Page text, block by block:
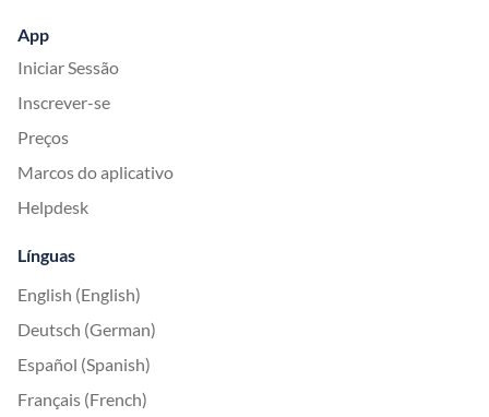
App
Iniciar Sessão
Inscrever-se
Preços
Marcos do aplicativo
Helpdesk
Línguas
English (English)
Deutsch (German)
Español (Spanish)
Français (French)